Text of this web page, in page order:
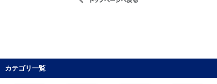
カテゴリ一覧